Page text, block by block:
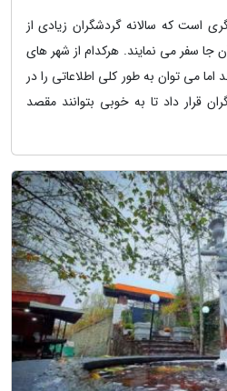
است که سالانه گردشگران زیادی از
جا سفر می نمایند. هرکدام از شهر های
اما می توان به طور کلی اطلاعاتی را در
قرار داد تا به خوبی بتوانند مقصد